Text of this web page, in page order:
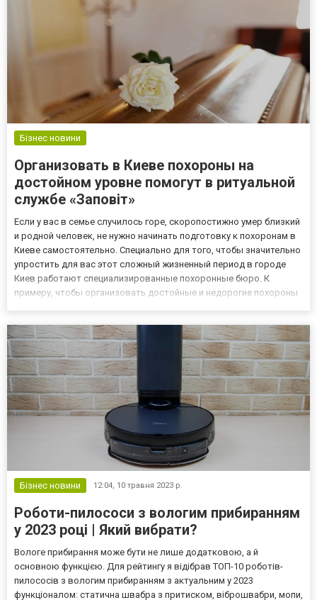
Бізнес новини
Организовать в Киеве похороны на
достойном уровне помогут в ритуальной
службе «Заповіт»
Если у вас в семье случилось горе, скоропостижно умер близкий
и родной человек, не нужно начинать подготовку к похоронам в
Киеве самостоятельно. Специально для того, чтобы значительно
упростить для вас этот сложный жизненный период в городе
Киев работают специализированные похоронные бюро. К
примеру, чтобы организовать достойные и недорогие похороны
Бізнес новини 12:04, 10 травня 2023 р.
Роботи-пилососи з вологим прибиранням
у 2023 році | Який вибрати?
Вологе прибирання може бути не лише додатковою, а й
основною функцією. Для рейтингу я відібрав ТОП-10 роботів-
пилососів з вологим прибиранням з актуальним у 2023
функціоналом: статична швабра з притиском, віброшвабри, мопи,